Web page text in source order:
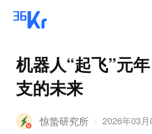
机器人“起飞”元
支的未来
惊蛰研究所 2026年03